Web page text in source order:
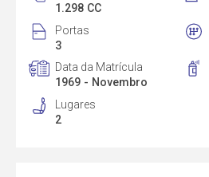
1.298 CC
Portas
3
Data da Matrícula
1969 - Novembro
Lugares
2